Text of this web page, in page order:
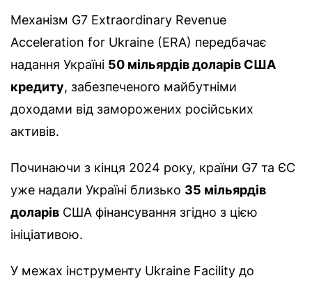
Механізм G7 Extraordinary Revenue
Acceleration for Ukraine (ERA) передбачає
надання Україні 50 мільярдів доларів США
кредиту, забезпеченого майбутніми
доходами від заморожених російських
активів.
Починаючи з кінця 2024 року, країни G7 та ЄС
уже надали Україні близько 35 мільярдів
доларів США фінансування згідно з цією
ініціативою.
У межах інструменту Ukraine Facility до